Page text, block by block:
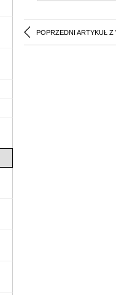
POPRZEDNI ARTYKUŁ Z